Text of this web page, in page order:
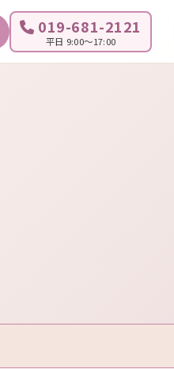
019-681-2121
平日 9:00～17:00